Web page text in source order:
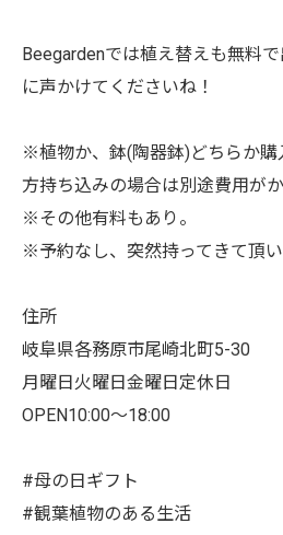
Beegardenでは植え替えも無料
に声かけてくださいね！
※植物か、鉢(陶器鉢)どちらか
方持ち込みの場合は別途費用がか
※その他有料もあり。
※予約なし、突然持ってきて頂い
住所
岐阜県各務原市尾崎北町5-30
月曜日火曜日金曜日定休日
OPEN10:00〜18:00
#母の日ギフト
#観葉植物のある生活